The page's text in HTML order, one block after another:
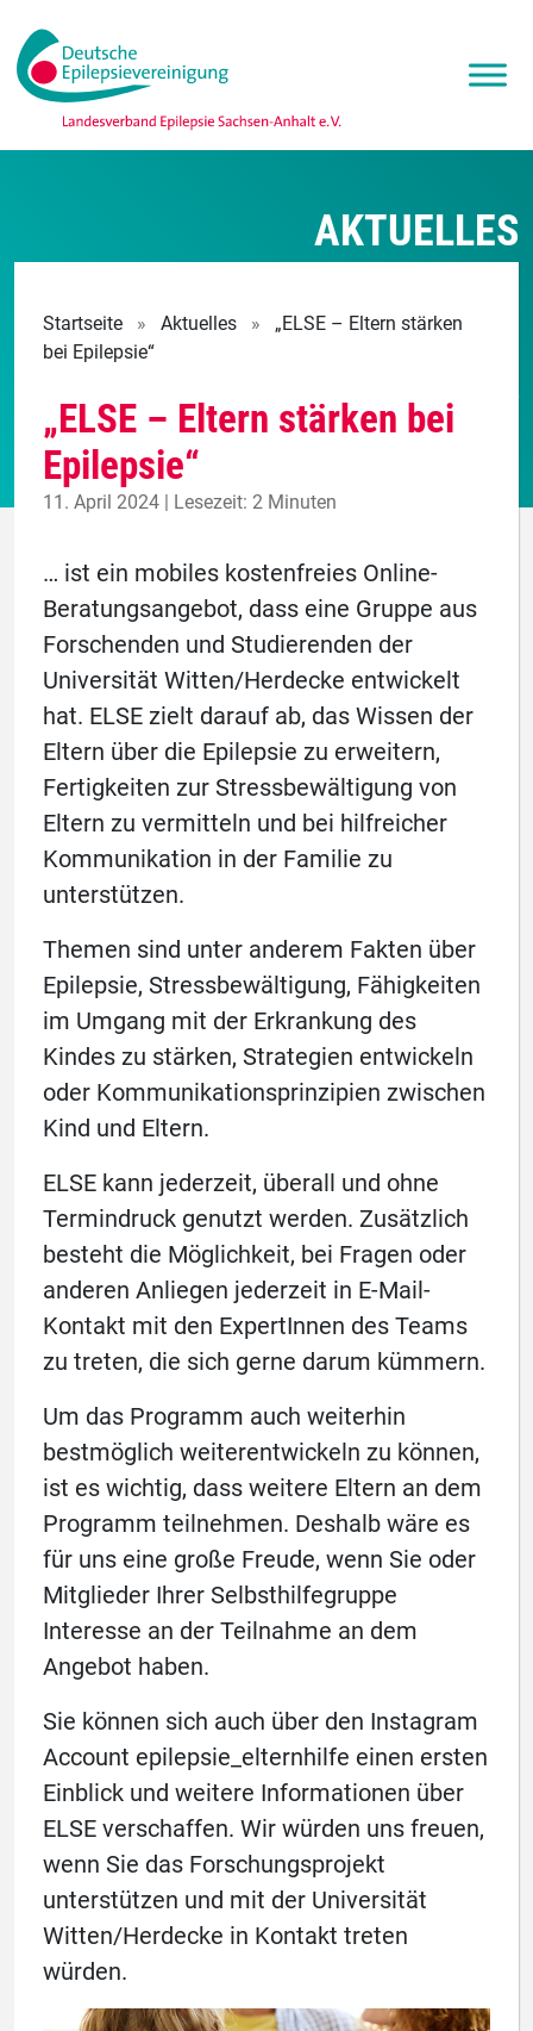
AKTUELLES
Startseite » Aktuelles »
„ELSE – Eltern stärken
bei Epilepsie“
„ELSE – Eltern stärken bei
Epilepsie“
11. April 2024 | Lesezeit: 2 Minuten
… ist ein mobiles kostenfreies Online-
Beratungsangebot, dass eine Gruppe aus
Forschenden und Studierenden der
Universität Witten/Herdecke entwickelt
hat. ELSE zielt darauf ab, das Wissen der
Eltern über die Epilepsie zu erweitern,
Fertigkeiten zur Stressbewältigung von
Eltern zu vermitteln und bei hilfreicher
Kommunikation in der Familie zu
unterstützen.
Themen sind unter anderem Fakten über
Epilepsie, Stressbewältigung, Fähigkeiten
im Umgang mit der Erkrankung des
Kindes zu stärken, Strategien entwickeln
oder Kommunikationsprinzipien zwischen
Kind und Eltern.
ELSE kann jederzeit, überall und ohne
Termindruck genutzt werden. Zusätzlich
besteht die Möglichkeit, bei Fragen oder
anderen Anliegen jederzeit in E-Mail-
Kontakt mit den ExpertInnen des Teams
zu treten, die sich gerne darum kümmern.
Um das Programm auch weiterhin
bestmöglich weiterentwickeln zu können,
ist es wichtig, dass weitere Eltern an dem
Programm teilnehmen. Deshalb wäre es
für uns eine große Freude, wenn Sie oder
Mitglieder Ihrer Selbsthilfegruppe
Interesse an der Teilnahme an dem
Angebot haben.
Sie können sich auch über den Instagram
Account epilepsie_elternhilfe einen ersten
Einblick und weitere Informationen über
ELSE verschaffen. Wir würden uns freuen,
wenn Sie das Forschungsprojekt
unterstützen und mit der Universität
Witten/Herdecke in Kontakt treten
würden.